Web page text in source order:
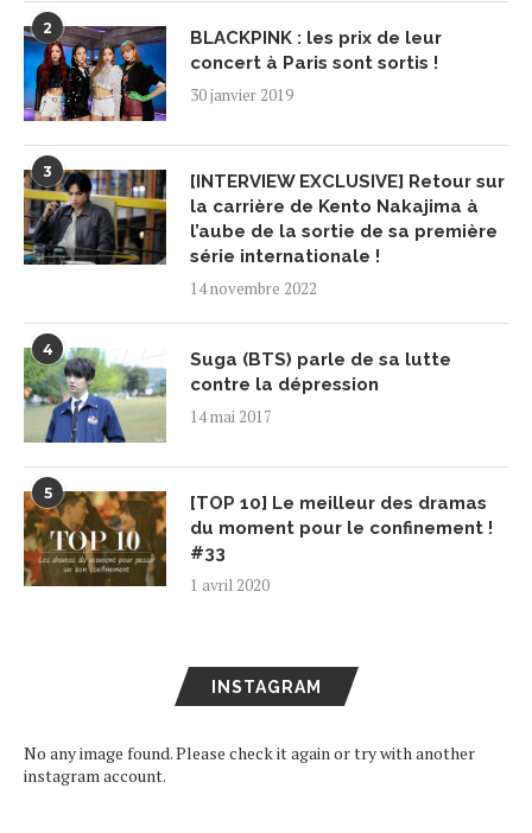
2
BLACKPINK : les prix de leur
concert à Paris sont sortis !
30 janvier 2019
3
[INTERVIEW EXCLUSIVE] Retour sur
la carrière de Kento Nakajima à
l’aube de la sortie de sa première
série internationale !
14 novembre 2022
4
Suga (BTS) parle de sa lutte
contre la dépression
14 mai 2017
5
[TOP 10] Le meilleur des dramas
du moment pour le confinement !
#33
1 avril 2020
INSTAGRAM
No any image found. Please check it again or try with another
instagram account.